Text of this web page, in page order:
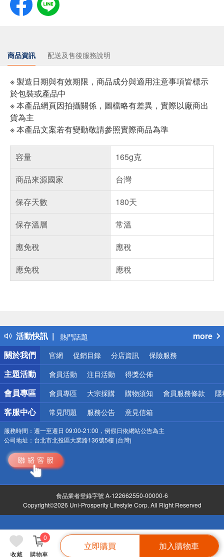
收藏 購物車
0
立即購買 加入購物車
商品資訊 配送及售後服務說明
※ 製造日期與有效期限，商品成分與適用注意事項皆標示
於包裝或產品中
※ 本產品網頁因拍攝關係，圖檔略有差異，實際以廠商出
貨為主
※ 本產品文案若有變動敬請參照實際商品為準
容量
165g克
商品來源國家
台灣
保存天數
180天
保存溫層
常溫
應免稅
應稅
應免稅
應稅
活動快訊
得獎公告
熱門話題
銀行優惠
偏遠地區配送
詐騙網頁！請小心！
more
關於我們
官網 促銷目錄 分店資訊 保險服務
主題活動 會員活動 注目活動 得獎公佈
會員專區 會員專區 大宗採購 購物須知 會員服務條款 隱
客服中心 常見問題 服務公告 意見信箱
服務時間： 週一至週日 09:00-21:00，例假日依網站公告為主
公司地址： 台北市北投區大業路136號5樓 (台灣)
食品業者登錄字號 A-122662550-00000-6
Copyright©2026 Uni-Prosperity Lifestyle Corp. All Right Reserved